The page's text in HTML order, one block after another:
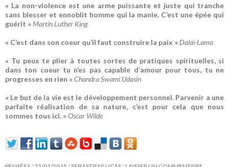
« La non-violence est une arme puissante et juste qui tranche
sans blesser et ennoblit homme qui la manie. C’est une épée qui
guérit » Martin Luther King
« C’est dans son coeur qu’il faut construire la paix » Dalaï-Lama
« Tu peux te plier à toutes sortes de pratiques spirituelles, si
dans ton coeur tu n’es pas capable d’amour pour tous, tu ne
progresses en rien »Chandra Swami Udasin
« Le but de la vie est le développement personnel. Parvenir a une
parfaite réalisation de sa nature, c’est pour cela que nous
sommes tous ici. »Oscar Wilde